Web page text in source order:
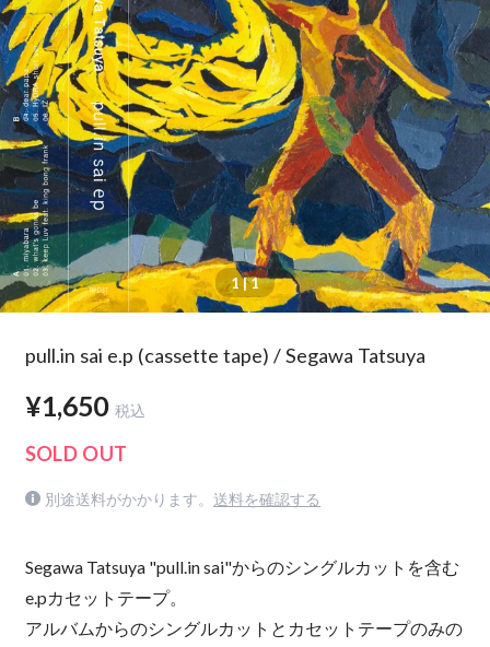
1| 1
pull.in sai e.p (cassette tape) / Segawa Tatsuya
¥1,650 税込
SOLD OUT
別途送料がかかります。 送料を確認する
Segawa Tatsuya "pull.in sai"からのシングルカットを含む
e.pカセットテープ。
アルバムからのシングルカットとカセットテープのみの